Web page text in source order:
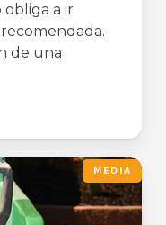
a ir
de una
MEDIA